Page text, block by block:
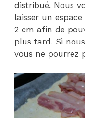
distribué. Nous
laisser un
2 cm afin de
plus tard. Si
vous ne pourrez